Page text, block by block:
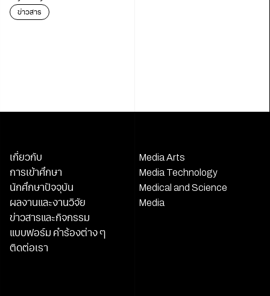
นักสืบ”
ข่าวสาร
เกี่ยวกับ
การเข้าศึกษา
นักศึกษาปัจจุบัน
ผลงานและงานวิจัย
ข่าวสารและกิจกรรม
แบบฟอร์ม คำร้องต่าง ๆ
ติดต่อเรา
Media Arts
Media Technology
Medical and Science
Media